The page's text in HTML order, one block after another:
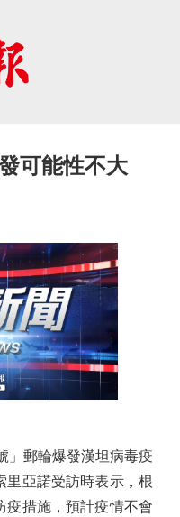
可能性不大
郵輪爆發漢坦病毒疫
里亞諾受訪時表示，根
疫措施，預計疫情不會